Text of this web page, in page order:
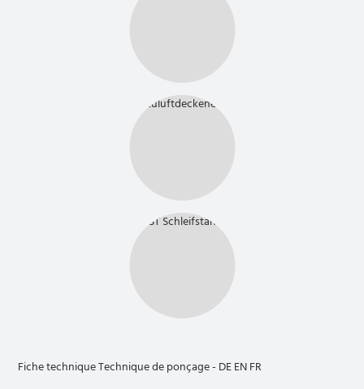
Fiche technique Technique de ponçage - DE EN FR